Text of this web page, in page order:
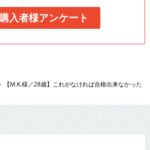
入者様アンケート
【M.K.様／28歳】これがなければ合格出来なかった